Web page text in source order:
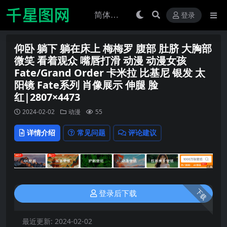
登录
仰卧 躺下 躺在床上 梅梅罗 腹部 肚脐 大胸部
微笑 看着观众 嘴唇打滑 动漫 动漫女孩
Fate/Grand Order 卡米拉 比基尼 银发 太
阳镜 Fate系列 肖像展示 伸腿 脸
红|2807×4473
2024-02-02 动漫 55
详情介绍 常见问题 评论建议
下载
登录后下载
最近更新: 2024-02-02